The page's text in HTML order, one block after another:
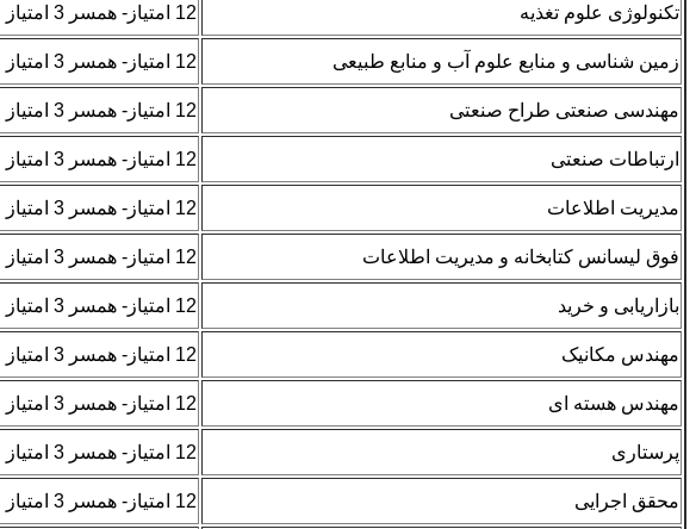
تکنولوژی علوم تغذیه 12 امتیاز- همسر 3 امتیاز
زمین شناسی و منابع علوم آب و منابع طبیعی 12 امتیاز- همسر 3 امتیاز
مهندسی صنعتی طراح صنعتی 12 امتیاز- همسر 3 امتیاز
ارتباطات صنعتی 12 امتیاز- همسر 3 امتیاز
مدیریت اطلاعات 12 امتیاز- همسر 3 امتیاز
فوق لیسانس کتابخانه و مدیریت اطلاعات 12 امتیاز- همسر 3 امتیاز
بازاریابی و خرید 12 امتیاز- همسر 3 امتیاز
مهندس مکانیک 12 امتیاز- همسر 3 امتیاز
مهندس هسته ای 12 امتیاز- همسر 3 امتیاز
پرستاری 12 امتیاز- همسر 3 امتیاز
محقق اجرایی 12 امتیاز- همسر 3 امتیاز